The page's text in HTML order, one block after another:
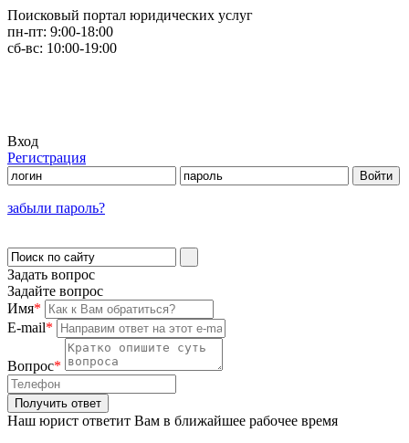
Поисковый портал юридических услуг
пн-пт: 9:00-18:00
сб-вс: 10:00-19:00
Вход
Регистрация
забыли пароль?
Задать вопрос
Задайте вопрос
Имя*
E-mail*
Вопрос*
Наш юрист ответит Вам в ближайшее рабочее время